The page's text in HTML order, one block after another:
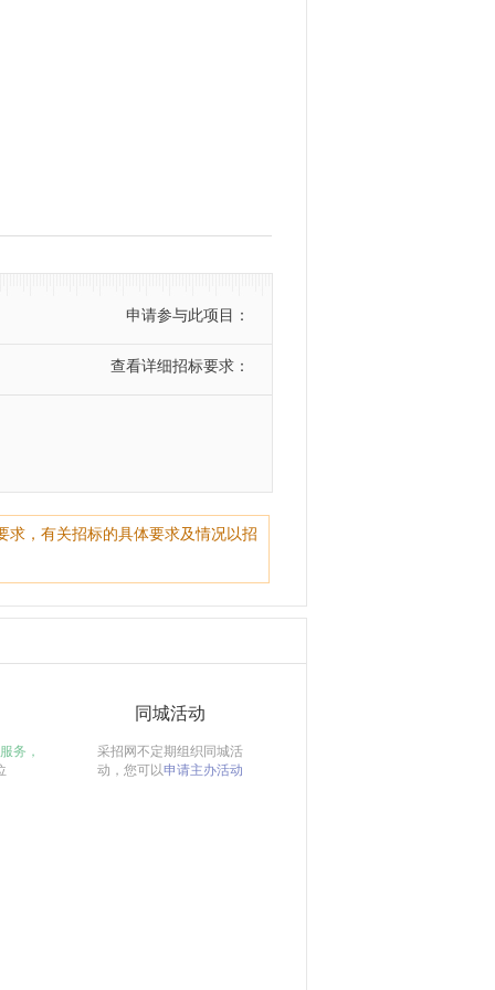
申请参与此项目：
查看详细招标要求：
求，有关招标的具体要求及情况以招
务，
同城活动
采招网不定期组织同城活
动，您可以申请主办活动